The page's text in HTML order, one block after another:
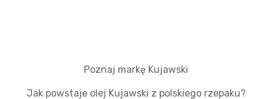
Poznaj markę Kujawski
Jak powstaje olej Kujawski z polskiego rzepaku?